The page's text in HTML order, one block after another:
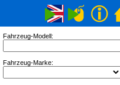
Fahrzeug-Modell:
Fahrzeug-Marke: